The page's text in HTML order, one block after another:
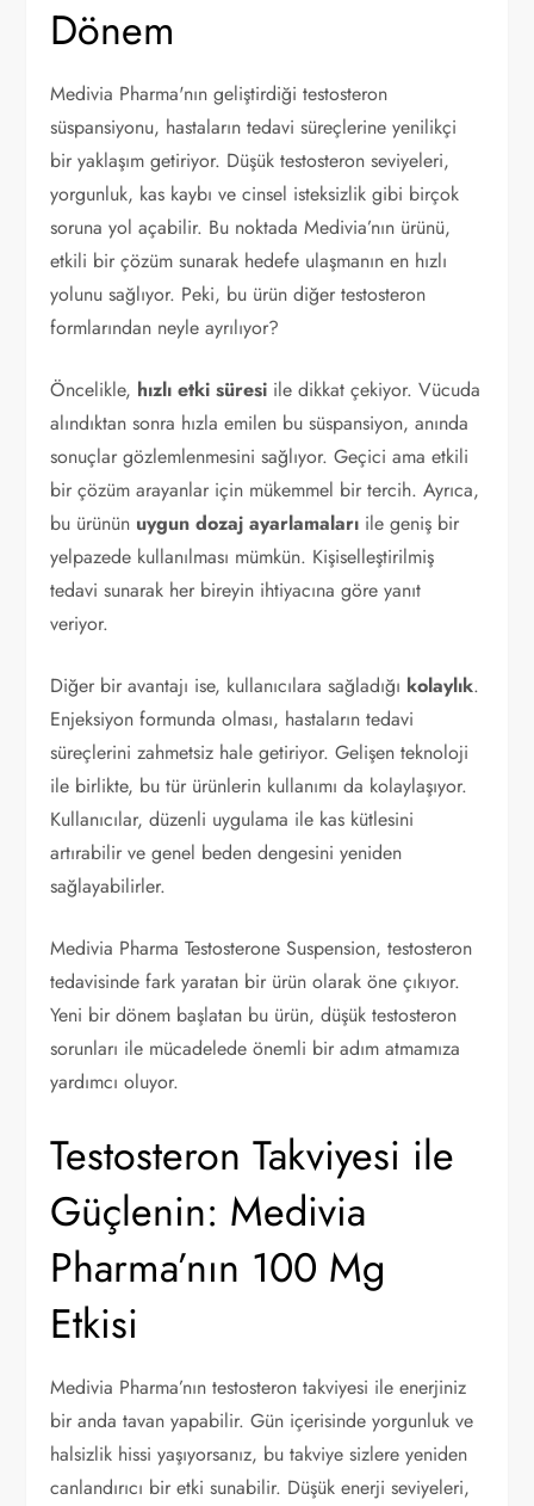
Dönem
Medivia Pharma'nın geliştirdiği testosteron
süspansiyonu, hastaların tedavi süreçlerine yenilikçi
bir yaklaşım getiriyor. Düşük testosteron seviyeleri,
yorgunluk, kas kaybı ve cinsel isteksizlik gibi birçok
soruna yol açabilir. Bu noktada Medivia’nın ürünü,
etkili bir çözüm sunarak hedefe ulaşmanın en hızlı
yolunu sağlıyor. Peki, bu ürün diğer testosteron
formlarından neyle ayrılıyor?
Öncelikle, hızlı etki süresi ile dikkat çekiyor. Vücuda
alındıktan sonra hızla emilen bu süspansiyon, anında
sonuçlar gözlemlenmesini sağlıyor. Geçici ama etkili
bir çözüm arayanlar için mükemmel bir tercih. Ayrıca,
bu ürünün uygun dozaj ayarlamaları ile geniş bir
yelpazede kullanılması mümkün. Kişiselleştirilmiş
tedavi sunarak her bireyin ihtiyacına göre yanıt
veriyor.
Diğer bir avantajı ise, kullanıcılara sağladığı kolaylık.
Enjeksiyon formunda olması, hastaların tedavi
süreçlerini zahmetsiz hale getiriyor. Gelişen teknoloji
ile birlikte, bu tür ürünlerin kullanımı da kolaylaşıyor.
Kullanıcılar, düzenli uygulama ile kas kütlesini
artırabilir ve genel beden dengesini yeniden
sağlayabilirler.
Medivia Pharma Testosterone Suspension, testosteron
tedavisinde fark yaratan bir ürün olarak öne çıkıyor.
Yeni bir dönem başlatan bu ürün, düşük testosteron
sorunları ile mücadelede önemli bir adım atmamıza
yardımcı oluyor.
Testosteron Takviyesi ile
Güçlenin: Medivia
Pharma’nın 100 Mg
Etkisi
Medivia Pharma’nın testosteron takviyesi ile enerjiniz
bir anda tavan yapabilir. Gün içerisinde yorgunluk ve
halsizlik hissi yaşıyorsanız, bu takviye sizlere yeniden
canlandırıcı bir etki sunabilir. Düşük enerji seviyeleri,